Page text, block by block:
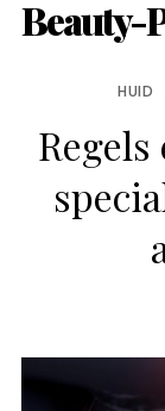
Beauty-
HUID